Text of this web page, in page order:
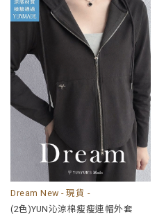
Dream New - 現貨 -
(2色)YUN沁涼棉瘦瘦連帽外套